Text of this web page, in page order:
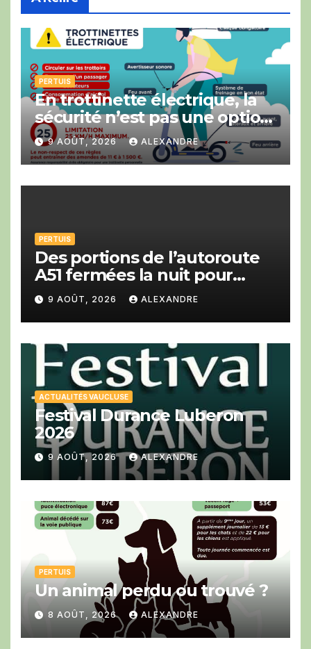
PERTUIS
En trottinette électrique, la
sécurité n’est pas une option
!
9 AOÛT, 2026 ALEXANDRE
PERTUIS
Des portions de l’autoroute
A51 fermées la nuit pour
travaux en direction de Gap
et d’Aix-en-Provence
9 AOÛT, 2026 ALEXANDRE
ACTUALITÉS VAUCLUSE
Festival Durance Luberon
2026
9 AOÛT, 2026 ALEXANDRE
PERTUIS
Un animal perdu ou trouvé ?
8 AOÛT, 2026 ALEXANDRE